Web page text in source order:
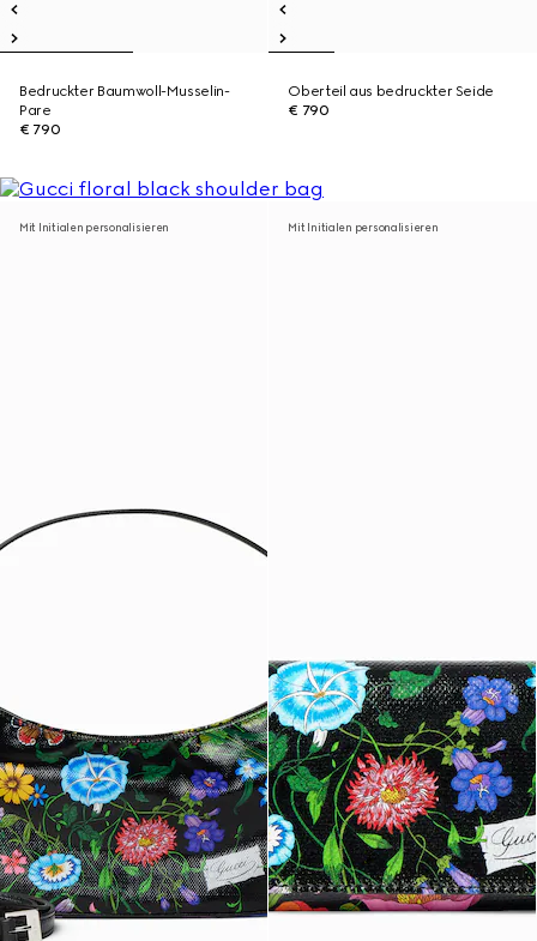
Bedruckter Baumwoll-Musselin-
Pare
€ 790
Oberteil aus bedruckter Seide
€ 790
Mit Initialen personalisieren Mit Initialen personalisieren